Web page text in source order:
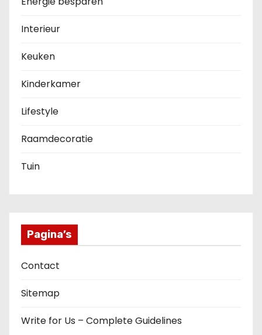
Interieur
Keuken
Kinderkamer
Lifestyle
Raamdecoratie
Tuin
Pagina’s
Contact
Sitemap
Write for Us – Complete Guidelines